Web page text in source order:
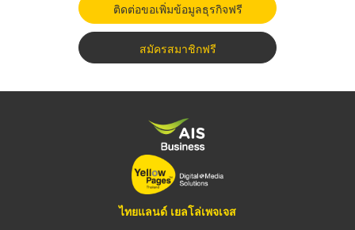
ติดต่อขอเพิ่มข้อมูลธุรกิจฟรี
สมัครสมาชิกฟรี
ไทยแลนด์ เยลโล่เพจเจส